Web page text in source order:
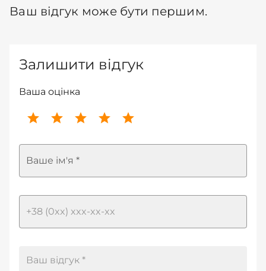
Ваш відгук може бути першим.
Залишити відгук
Ваша оцінка
Ваше ім'я *